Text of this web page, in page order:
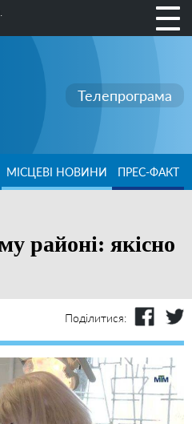
Телепрограма
МІСЦЕВІ НОВИНИ ПРЕС-ФАКТ
районі: якісно
Поділитися: